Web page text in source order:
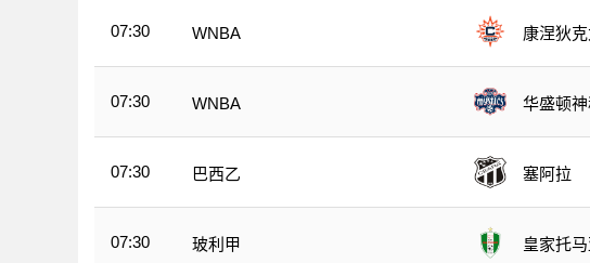
07:30 WNBA 康涅狄
07:30 WNBA 华盛顿神
07:30 巴西乙 塞阿拉
07:30 玻利甲 皇家托